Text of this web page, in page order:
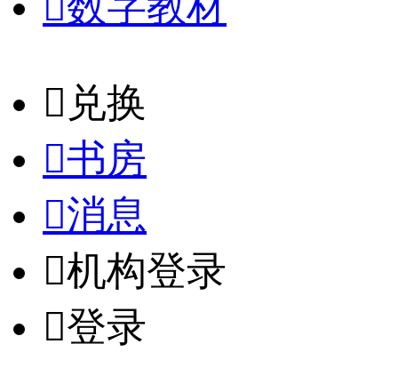
𐈈 兑换
书房
消息
机构登录
登录